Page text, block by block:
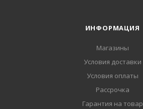
ИНФОРМАЦИЯ
Магазины
Условия доставки
Условия оплаты
Рассрочка
Гарантия на товар